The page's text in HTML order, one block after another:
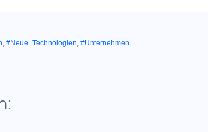
, #Neue_Technologien, #Unternehmen